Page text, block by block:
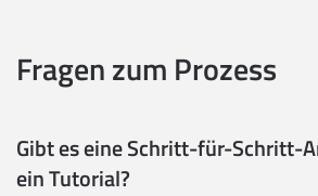
Fragen zum Prozess
Gibt es eine Schritt-für-Schritt-
ein Tutorial?